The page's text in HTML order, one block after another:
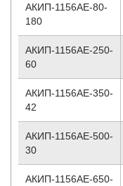
АКИП-1156АЕ-80-
180
АКИП-1156АЕ-250-
60
АКИП-1156АЕ-350-
42
АКИП-1156АЕ-500-
30
АКИП-1156АЕ-650-